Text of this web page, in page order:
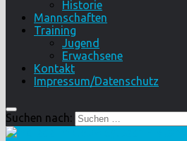
Historie
Mannschaften
Training
Jugend
Erwachsene
Kontakt
Impressum/Datenschutz
Suchen nach: